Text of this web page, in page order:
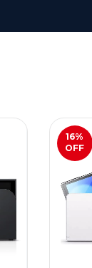
16%
OFF